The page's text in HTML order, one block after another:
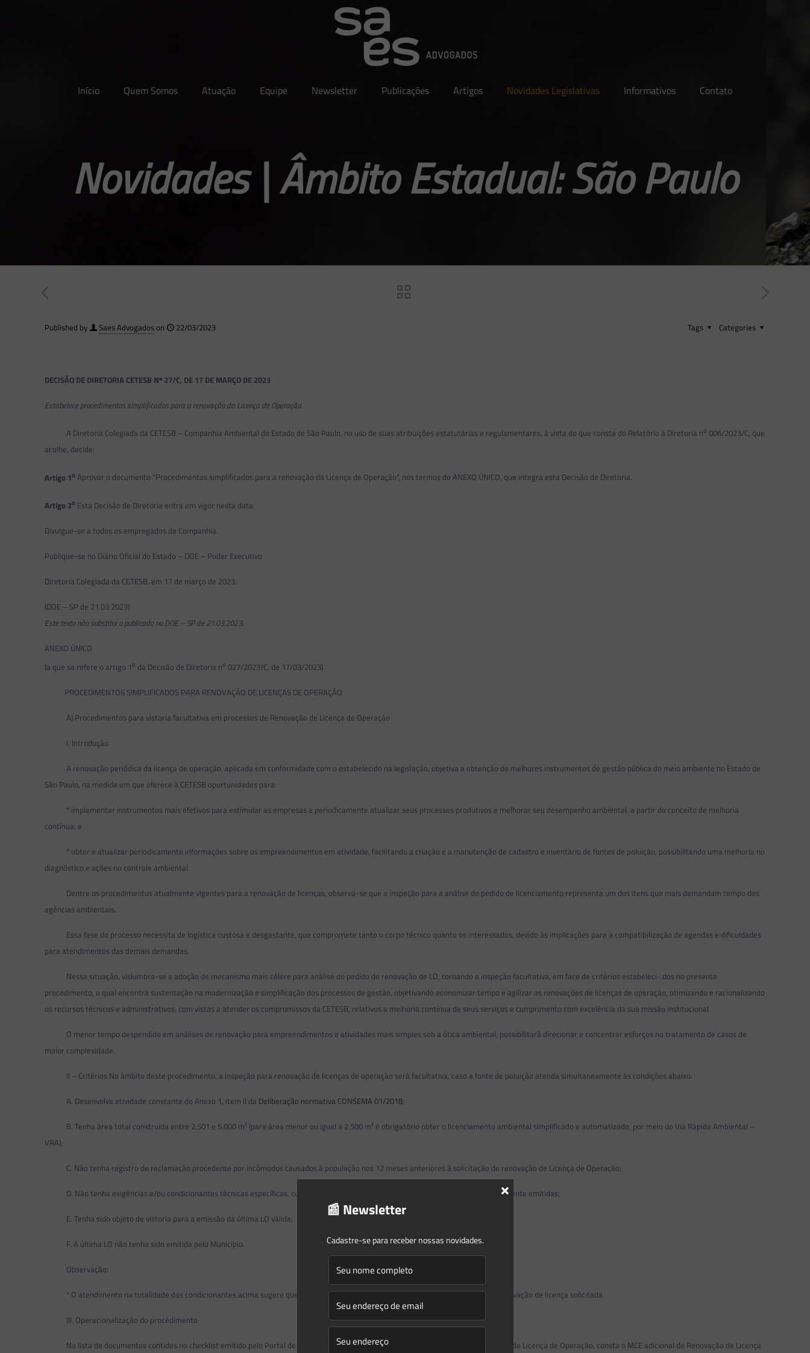
Início Quem Somos Atuação Equipe Newsletter Publicações Artigos Novidades Legislativas Informativos Contato
Novidades | Âmbito Estadual: São Paulo
Published by Saes Advogadoson 22/03/2023 Categories
Tags
DECISÃO DE DIRETORIA CETESB Nº 27/C, DE 17 DE MARÇO DE 2023
Estabelece procedimentos simplificados para a renovação da Licença de Operação.
A Diretoria Colegiada da CETESB – Companhia Ambiental do Estado de São Paulo, no uso de suas atribuições estatutárias e regulamentares, à vista do que consta do Relatório à Diretoria no 006/2023/C, que
acolhe, decide:
Artigo 1o Aprovar o documento “Procedimentos simplificados para a renovação da Licença de Operação”, nos termos do ANEXO ÚNICO, que integra esta Decisão de Diretoria.
Artigo 2o Esta Decisão de Diretoria entra em vigor nesta data.
Divulgue-se a todos os empregados da Companhia.
Publique-se no Diário Oficial do Estado – DOE – Poder Executivo
Diretoria Colegiada da CETESB, em 17 de março de 2023.
(DOE – SP de 21.03.2023)
Este texto não substitui o publicado no DOE – SP de 21.03.2023.
ANEXO ÚNICO
(a que se refere o artigo 1o da Decisão de Diretoria no 027/2023/C, de 17/03/2023)
PROCEDIMENTOS SIMPLIFICADOS PARA RENOVAÇÃO DE LICENÇAS DE OPERAÇÃO
A) Procedimentos para vistoria facultativa em processos de Renovação de Licença de Operação
I. Introdução
A renovação periódica da licença de operação, aplicada em conformidade com o estabelecido na legislação, objetiva a obtenção de melhores instrumentos de gestão pública do meio ambiente no Estado de
São Paulo, na medida em que oferece à CETESB oportunidades para:
* implementar instrumentos mais efetivos para estimular as empresas a periodicamente atualizar seus processos produtivos e melhorar seu desempenho ambiental, a partir do conceito de melhoria
contínua; e
* obter e atualizar periodicamente informações sobre os empreendimentos em atividade, facilitando a criação e a manutenção de cadastro e inventário de fontes de poluição, possibilitando uma melhoria no
diagnóstico e ações no controle ambiental.
Dentre os procedimentos atualmente vigentes para a renovação de licenças, observa-se que a inspeção para a análise do pedido de licenciamento representa um dos itens que mais demandam tempo das
agências ambientais.
Essa fase do processo necessita de logística custosa e desgastante, que compromete tanto o corpo técnico quanto os interessados, devido às implicações para a compatibilização de agendas e dificuldades
para atendimentos das demais demandas.
Nessa situação, vislumbra-se a adoção de mecanismo mais célere para análise do pedido de renovação de LO, tornando a inspeção facultativa, em face de critérios estabeleci- dos no presente
procedimento, o qual encontra sustentação na modernização e simplificação dos processos de gestão, objetivando economizar tempo e agilizar as renovações de licenças de operação, otimizando e racionalizando
os recursos técnicos e administrativos, com vistas a atender os compromissos da CETESB, relativos a melhoria contínua de seus serviços e cumprimento com excelência da sua missão institucional.
O menor tempo despendido em análises de renovação para empreendimentos e atividades mais simples sob a ótica ambiental, possibilitará direcionar e concentrar esforços no tratamento de casos de
maior complexidade.
II – Critérios No âmbito deste procedimento, a inspeção para renovação de licenças de operação será facultativa, caso a fonte de poluição atenda simultaneamente às condições abaixo:
A. Desenvolva atividade constante do Anexo 1, item II da Deliberação normativa CONSEMA 01/2018;
B. Tenha área total construída entre 2.501 e 5.000 m² (para área menor ou igual a 2.500 m² é obrigatório obter o licenciamento ambiental simplificado e automatizado, por meio do Via Rápida Ambiental –
VRA);
C. Não tenha registro de reclamação procedente por incômodos causados à população nos 12 meses anteriores à solicitação de renovação de Licença de Operação;
D. Não tenha exigências e/ou condicionantes técnicas específicas, cuja avaliação ainda não esteja concluída, nas licenças anteriormente emitidas;
E. Tenha sido objeto de vistoria para a emissão da última LO válida;
F. A última LO não tenha sido emitida pelo Município.
Observação:
* O atendimento na totalidade das condicionantes acima sugere que não é necessária a realização de vistoria para emissão da renovação de licença solicitada.
III. Operacionalização do procedimento
Na lista de documentos contidas no checklist emitido pelo Portal de Licenciamento Ambiental – PLA para os pedidos de Renovação de Licença de Operação, consta o MCE adicional de Renovação de Licença
📰 Newsletter
Cadastre-se para receber nossas novidades.
×